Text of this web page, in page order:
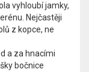
vyhloubí jamky,
Nejčastěji
z kopce, ne
a za hnacími
bočnice